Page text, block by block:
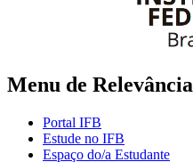
Menu de Relevância
Portal IFB
Estude no IFB
Espaço do/a Estudante